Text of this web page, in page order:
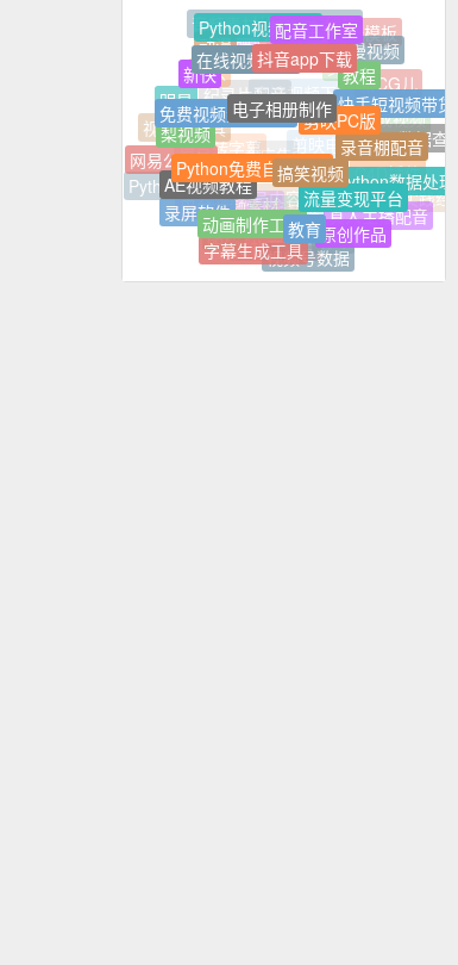
教育
动画制作工具
字幕生成工具视频号数据
原创作品
流量变现平台
搞笑视频
Python免费自学网站
AE视频教程
录屏软件
酷燃
婚礼开场片听译
真人主播配音
Python数据处理
录音棚配音
剪映PC版
电子相册制作
免费视频素材下载
梨视频
网易公开课
Python免费教程
电台音频素材快手数据
搜狐号内容优化的策略与实践经验
C4D插件
视频号数据查询
快手短视频带货
教程
抖音app下载
在线视频制作
新快
明星
视频号工具
语音转字幕广告剪映电脑版
一键生成视频
新CG儿
动漫视频
配音工作室
Python视频教程
动漫
音乐
纪录片配音高清视频下载
美食
婚礼电子相册模板
音频素材的获取与编辑
腾讯广告